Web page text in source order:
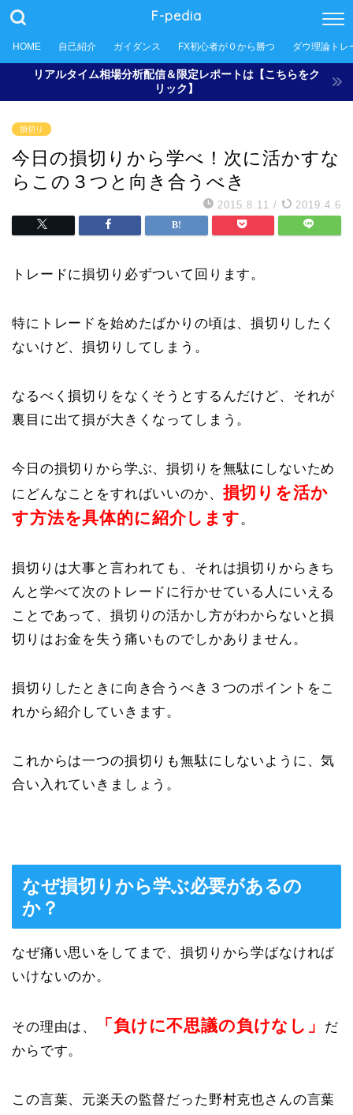
F-pedia
HOME 自己紹介 ガイダンス FX初心者が０から勝つ ダウ理論トレ
リアルタイム相場分析配信＆限定レポートは【こちらをク
リック】
損切り
今日の損切りから学べ！次に活かすな
らこの３つと向き合うべき
2015.8.11 / 2019.4.6
トレードに損切り必ずついて回ります。
特にトレードを始めたばかりの頃は、損切りしたく
ないけど、損切りしてしまう。
なるべく損切りをなくそうとするんだけど、それが
裏目に出て損が大きくなってしまう。
今日の損切りから学ぶ、損切りを無駄にしないため
にどんなことをすればいいのか、 損切りを活か
す方法を具体的に紹介します。
損切りは大事と言われても、それは損切りからきち
んと学べて次のトレードに行かせている人にいえる
ことであって、損切りの活かし方がわからないと損
切りはお金を失う痛いものでしかありません。
損切りしたときに向き合うべき３つのポイントをこ
れから紹介していきます。
これからは一つの損切りも無駄にしないように、気
合い入れていきましょう。
なぜ損切りから学ぶ必要があるの
か？
なぜ痛い思いをしてまで、損切りから学ばなければ
いけないのか。
その理由は、 「負けに不思議の負けなし」
だ
からです。
この言葉、元楽天の監督だった野村克也さんの言葉